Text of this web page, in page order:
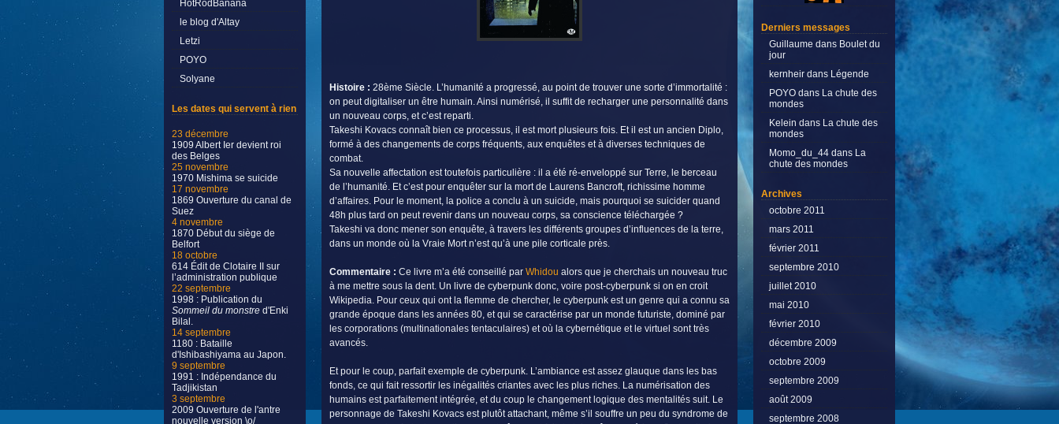
HotRodBanana
le blog d'Altay
Letzi
POYO
Solyane
Les dates qui servent à rien
23 décembre
1909 Albert Ier devient roi
des Belges
25 novembre
1970 Mishima se suicide
17 novembre
1869 Ouverture du canal de
Suez
4 novembre
1870 Début du siège de
Belfort
18 octobre
614 Édit de Clotaire II sur
l’administration publique
22 septembre
1998 : Publication du
Sommeil du monstre d'Enki
Bilal.
14 septembre
1180 : Bataille
d'Ishibashiyama au Japon.
9 septembre
1991 : Indépendance du
Tadjikistan
3 septembre
2009 Ouverture de l'antre
nouvelle version \o/
Histoire : 28ème Siècle. L’humanité a progressé, au point de trouver une sorte d’immortalité :
on peut digitaliser un être humain. Ainsi numérisé, il suffit de recharger une personnalité dans
un nouveau corps, et c’est reparti.
Takeshi Kovacs connaît bien ce processus, il est mort plusieurs fois. Et il est un ancien Diplo,
formé à des changements de corps fréquents, aux enquêtes et à diverses techniques de
combat.
Sa nouvelle affectation est toutefois particulière : il a été ré-enveloppé sur Terre, le berceau
de l’humanité. Et c’est pour enquêter sur la mort de Laurens Bancroft, richissime homme
d’affaires. Pour le moment, la police a conclu à un suicide, mais pourquoi se suicider quand
48h plus tard on peut revenir dans un nouveau corps, sa conscience téléchargée ?
Takeshi va donc mener son enquête, à travers les différents groupes d’influences de la terre,
dans un monde où la Vraie Mort n’est qu’à une pile corticale près.
Commentaire : Ce livre m’a été conseillé par Whidou alors que je cherchais un nouveau truc
à me mettre sous la dent. Un livre de cyberpunk donc, voire post-cyberpunk si on en croit
Wikipedia. Pour ceux qui ont la flemme de chercher, le cyberpunk est un genre qui a connu sa
grande époque dans les années 80, et qui se caractérise par un monde futuriste, dominé par
les corporations (multinationales tentaculaires) et où la cybernétique et le virtuel sont très
avancés.
Et pour le coup, parfait exemple de cyberpunk. L’ambiance est assez glauque dans les bas
fonds, ce qui fait ressortir les inégalités criantes avec les plus riches. La numérisation des
humains est parfaitement intégrée, et du coup le changement logique des mentalités suit. Le
personnage de Takeshi Kovacs est plutôt attachant, même s’il souffre un peu du syndrome de
Derniers messages
Guillaume dans Boulet du
jour
kernheir dans Légende
POYO dans La chute des
mondes
Kelein dans La chute des
mondes
Momo_du_44 dans La
chute des mondes
Archives
octobre 2011
mars 2011
février 2011
septembre 2010
juillet 2010
mai 2010
février 2010
décembre 2009
octobre 2009
septembre 2009
août 2009
septembre 2008